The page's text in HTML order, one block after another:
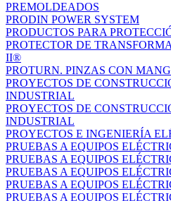
PREMOLDEADOS
PRODIN POWER SYSTEM
PRODUCTOS PARA
PROTECTOR DE
II®
PROTURN. PINZAS CON
PROYECTOS DE
INDUSTRIAL
PROYECTOS DE
INDUSTRIAL
PROYECTOS E INGENIERÍA
PRUEBAS A EQUIPOS
PRUEBAS A EQUIPOS
PRUEBAS A EQUIPOS
PRUEBAS A EQUIPOS
PRUEBAS A EQUIPOS